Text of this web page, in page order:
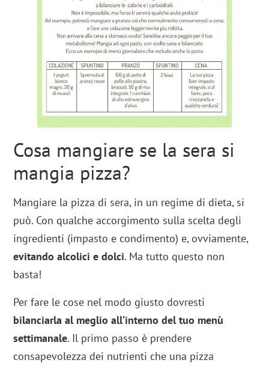
Cosa mangiare se la sera si
mangia pizza?
Mangiare la pizza di sera, in un regime di dieta, si
può. Con qualche accorgimento sulla scelta degli
ingredienti (impasto e condimento) e, ovviamente,
evitando alcolici e dolci. Ma tutto questo non
basta!
Per fare le cose nel modo giusto dovresti
bilanciarla al meglio all’interno del tuo menù
settimanale. Il primo passo è prendere
consapevolezza dei nutrienti che una pizza